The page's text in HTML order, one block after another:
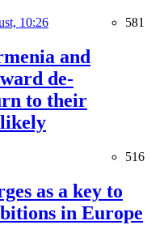
10:26 581
and
de-
to their
516
as a key to
in Europe